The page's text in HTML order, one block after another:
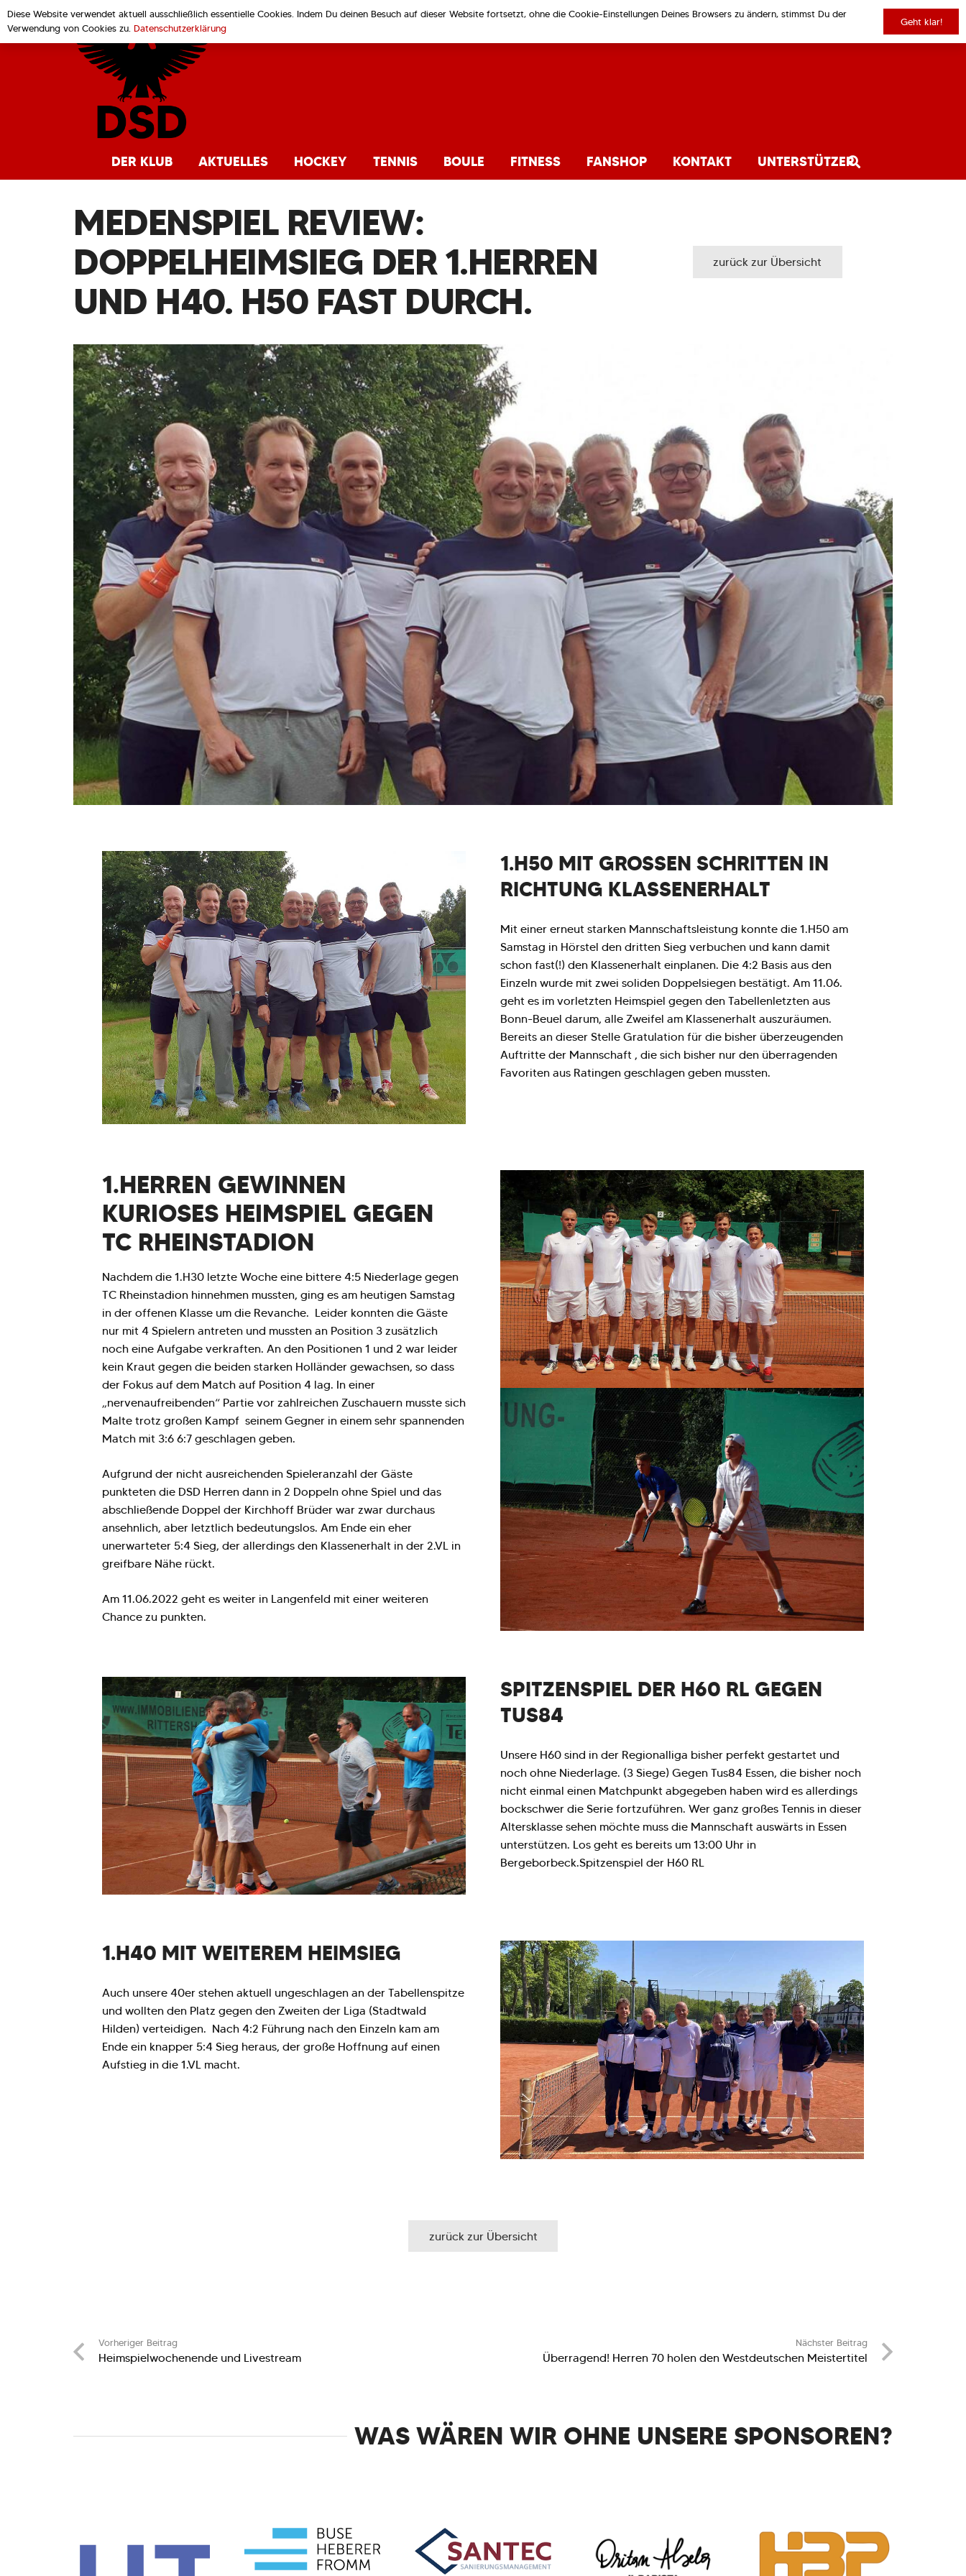
DER KLUB AKTUELLES HOCKEY TENNIS BOULE FITNESS FANSHOP KONTAKT UNTERSTÜTZER
MEDENSPIEL REVIEW:
DOPPELHEIMSIEG DER 1.HERREN
UND H40. H50 FAST DURCH.
zurück zur Übersicht
1.H50 MIT GROSSEN SCHRITTEN IN R
ICHTUNG KLASSENERHALT
Mit einer erneut starken Mannschaftsleistung konnte die 1.H50 am
Samstag in Hörstel den dritten Sieg verbuchen und kann damit
schon fast(!) den Klassenerhalt einplanen. Die 4:2 Basis aus den
Einzeln wurde mit zwei soliden Doppelsiegen bestätigt. Am 11.06.
geht es im vorletzten Heimspiel gegen den Tabellenletzten aus
Bonn-Beuel darum, alle Zweifel am Klassenerhalt auszuräumen.
Bereits an dieser Stelle Gratulation für die bisher überzeugenden
Auftritte der Mannschaft , die sich bisher nur den überragenden
Favoriten aus Ratingen geschlagen geben mussten.
1.HERREN GEWINNEN
KURIOSES HEIMSPIEL GEGEN
TC RHEINSTADION
Nachdem die 1.H30 letzte Woche eine bittere 4:5 Niederlage gegen
TC Rheinstadion hinnehmen mussten, ging es am heutigen Samstag
in der offenen Klasse um die Revanche. Leider konnten die Gäste
nur mit 4 Spielern antreten und mussten an Position 3 zusätzlich
noch eine Aufgabe verkraften. An den Positionen 1 und 2 war leider
kein Kraut gegen die beiden starken Holländer gewachsen, so dass
der Fokus auf dem Match auf Position 4 lag. In einer
„nervenaufreibenden“ Partie vor zahlreichen Zuschauern musste sich
Malte trotz großen Kampf seinem Gegner in einem sehr spannenden
Match mit 3:6 6:7 geschlagen geben.
Aufgrund der nicht ausreichenden Spieleranzahl der Gäste
punkteten die DSD Herren dann in 2 Doppeln ohne Spiel und das
abschließende Doppel der Kirchhoff Brüder war zwar durchaus
ansehnlich, aber letztlich bedeutungslos. Am Ende ein eher
unerwarteter 5:4 Sieg, der allerdings den Klassenerhalt in der 2.VL in
greifbare Nähe rückt.
Am 11.06.2022 geht es weiter in Langenfeld mit einer weiteren
Chance zu punkten.
SPITZENSPIEL DER H60 RL GEGEN
TUS84
Unsere H60 sind in der Regionalliga bisher perfekt gestartet und
noch ohne Niederlage. (3 Siege) Gegen Tus84 Essen, die bisher noch
nicht einmal einen Matchpunkt abgegeben haben wird es allerdings
bockschwer die Serie fortzuführen. Wer ganz großes Tennis in dieser
Altersklasse sehen möchte muss die Mannschaft auswärts in Essen
unterstützen. Los geht es bereits um 13:00 Uhr in
Bergeborbeck.Spitzenspiel der H60 RL
1.H40 MIT WEITEREM HEIMSIEG
Auch unsere 40er stehen aktuell ungeschlagen an der Tabellenspitze
und wollten den Platz gegen den Zweiten der Liga (Stadtwald
Hilden) verteidigen. Nach 4:2 Führung nach den Einzeln kam am
Ende ein knapper 5:4 Sieg heraus, der große Hoffnung auf einen
Aufstieg in die 1.VL macht.
zurück zur Übersicht
Vorheriger Beitrag
Heimspielwochenende und Livestream
Nächster Beitrag
Überragend! Herren 70 holen den Westdeutschen Meistertitel
WAS WÄREN WIR OHNE UNSERE SPONSOREN?
Diese Website verwendet aktuell ausschließlich essentielle Cookies. Indem Du deinen Besuch auf dieser Website fortsetzt, ohne die Cookie-Einstellungen Deines Browsers zu ändern, stimmst Du der
Verwendung von Cookies zu. Datenschutzerklärung
Geht klar!